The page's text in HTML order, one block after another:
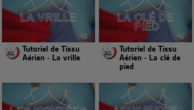
Tutoriel de Tissu
Aérien - La vrille
Tutoriel de Tissu
Aérien - La clé de
pied